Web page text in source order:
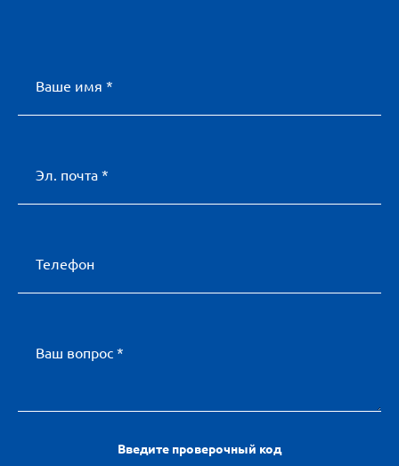
Ваше имя *
Эл. почта *
Телефон
Ваш вопрос *
Введите проверочный код